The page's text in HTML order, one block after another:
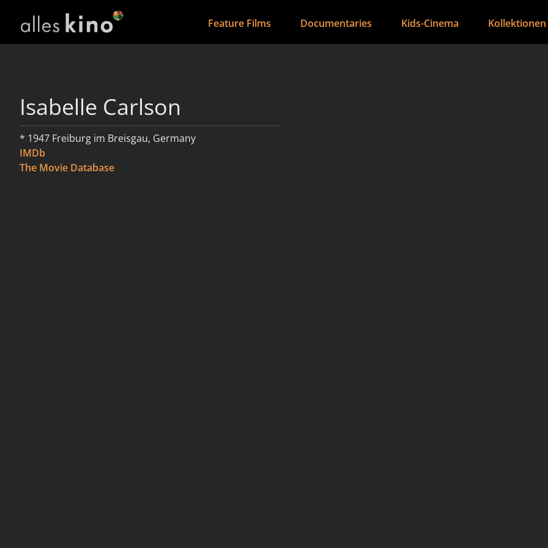
Feature Films Documentaries Kids-Cinema Kollektionen
Isabelle Carlson
* 1947 Freiburg im Breisgau, Germany
IMDb
The Movie Database